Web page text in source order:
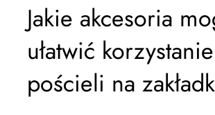
Jakie akcesoria
ułatwić
pościeli na